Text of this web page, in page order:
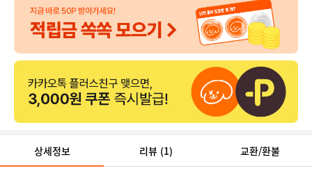
상세정보 리뷰 (1) 교환/환불